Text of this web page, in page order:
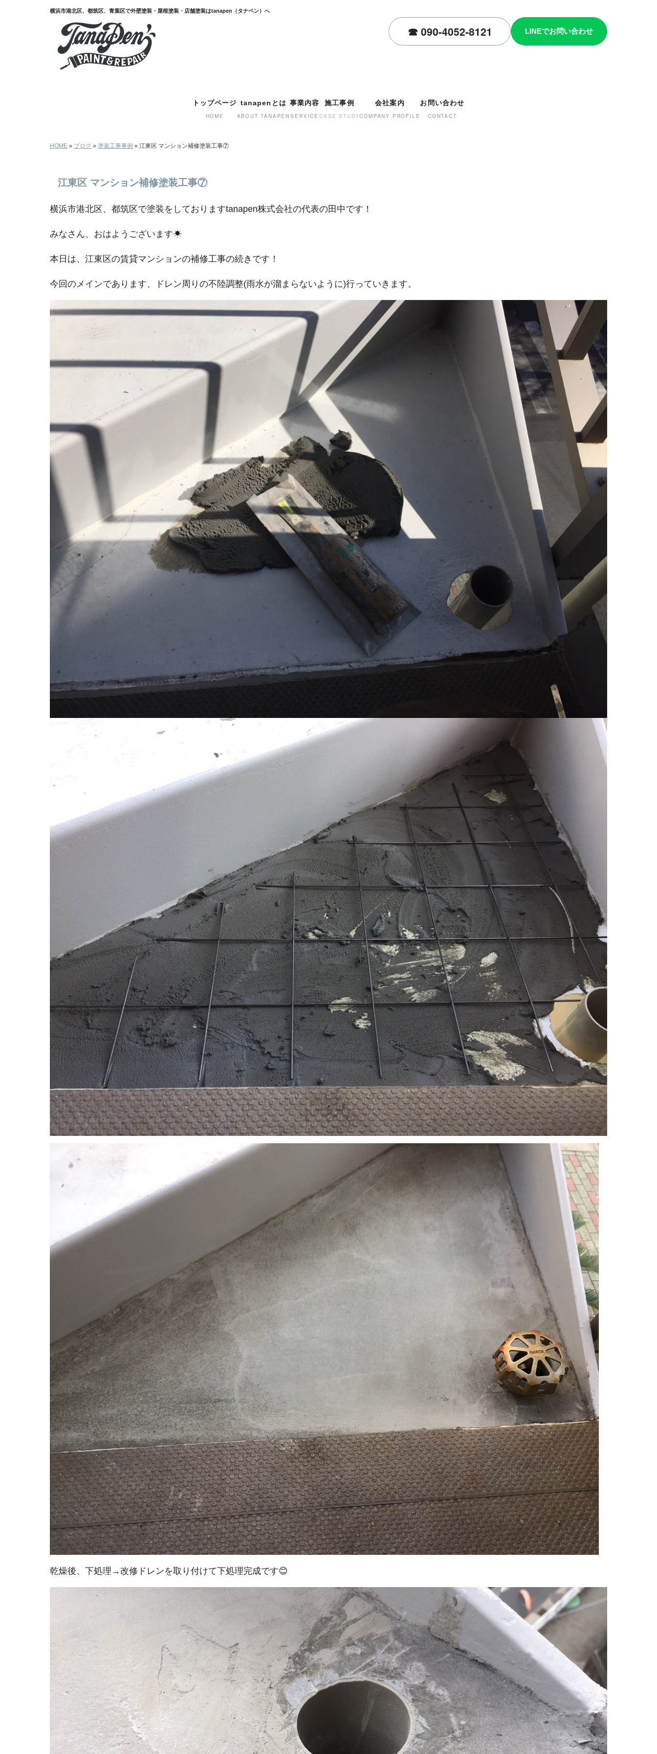
江東区 マンション補修塗装工事⑦｜横浜市港北区,都筑区,青葉区で外壁塗装・屋根塗装・店舗塗装はtanapen（タナペン）へ
トップページ
HOME
tanapenとは
ABOUT TANAPEN
事業内容
SERVICE
施工事例
CASE STUDY
会社案内
COMPANY PROFILE
お問い合わせ
CONTACT
HOME » ブログ » 塗装工事事例 » 江東区 マンション補修塗装工事⑦
江東区 マンション補修塗装工事⑦
横浜市港北区、都筑区で塗装をしておりますtanapen株式会社の代表の田中です！
みなさん、おはようございます☀
本日は、江東区の賃貸マンションの補修工事の続きです！
今回のメインであります、ドレン周りの不陸調整(雨水が溜まらないように)行っていきます。
乾燥後、下処理→改修ドレンを取り付けて下処理完成です😊